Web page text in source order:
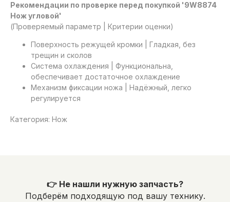
Рекомендации по проверке перед покупкой '9W8874
Нож угловой'
(Проверяемый параметр | Критерии оценки)
Поверхность режущей кромки | Гладкая, без
трещин и сколов
Система охлаждения | Функциональна,
обеспечивает достаточное охлаждение
Механизм фиксации ножа | Надёжный, легко
регулируется
Категория: Нож
👉 Не нашли нужную запчасть?
Подберём подходящую под вашу технику.